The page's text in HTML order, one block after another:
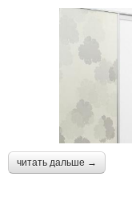
читать дальше →